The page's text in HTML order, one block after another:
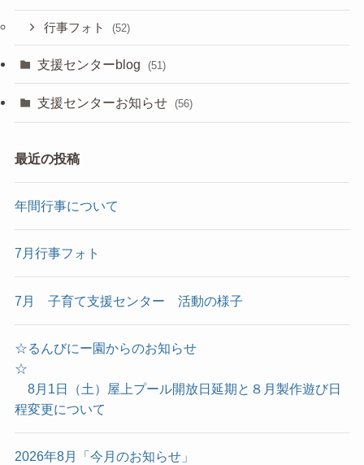
行事フォト (52)
支援センターblog (51)
支援センターお知らせ (56)
最近の投稿
年間行事について
7月行事フォト
7月 子育て支援センター 活動の様子
☆るんびにー園からのお知らせ
☆
8月1日（土）屋上プール開放日延期と８月製作遊び日
程変更について
2026年8月「今月のお知らせ」